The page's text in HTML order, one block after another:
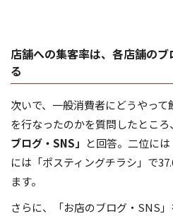
店舗への集客率は、各店舗の
る
次いで、一般消費者にどうやっ
を行なったのかを質問したところ、
ブログ・SNS」 と回答。二位に
には「ポスティングチラシ」で
ます。
さらに、「お店のブログ・SNS